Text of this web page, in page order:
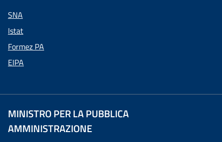
SNA
Istat
Formez PA
EIPA
MINISTRO PER LA PUBBLICA
AMMINISTRAZIONE